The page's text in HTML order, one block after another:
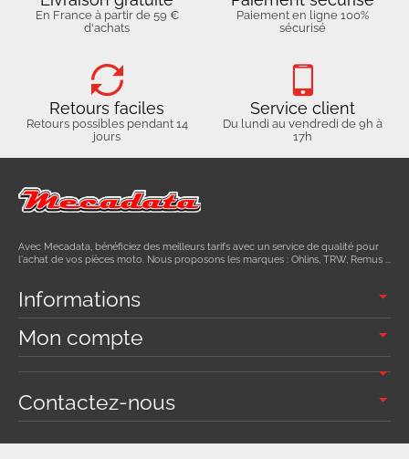
En France à partir de 59 €
d'achats
Paiement en ligne 100%
sécurisé
Retours faciles
Retours possibles pendant 14
jours
Service client
Du lundi au vendredi de 9h à
17h
Avec Mecadata, bénéficiez des meilleurs tarifs avec un service de qualité pour
l'achat de vos pièces moto. Nous proposons les marques : Ohlins, TRW, Remus ...
Informations
Mon compte
Contactez-nous